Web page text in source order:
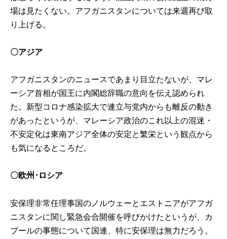
場は見たくない。アフガニスタンについては来週再び取
り上げる。
〇アジア
アフガニスタンのニュースであまり目立たないが、マレ
ーシア首相が国王に内閣総辞職の意向を伝え認められ
た。新型コロナ感染拡大で連立与党内からも離反の動き
があったというが、マレーシア政治のこれ以上の混迷・
不安定化は東南アジア全体の安定と繁栄という観点から
も気になるところだ。
〇欧州･ロシア
安保理非常任理事国のノルウェーとエストニアがアフガ
ニスタンに関し緊急会合開催を呼びかけたというが、カ
ブールの事態について国連、特に安保理は無力だろう。